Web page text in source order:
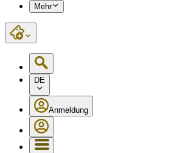
Mehr
DE
Anmeldung